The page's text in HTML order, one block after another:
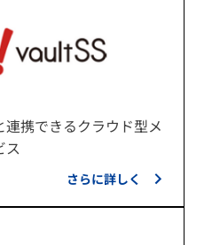
携できるクラウド型メ
ス
さらに詳しく